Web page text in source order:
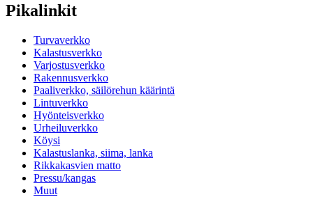
Pikalinkit
Turvaverkko
Kalastusverkko
Varjostusverkko
Rakennusverkko
Paaliverkko, säilörehun käärintä
Lintuverkko
Hyönteisverkko
Urheiluverkko
Köysi
Kalastuslanka, siima, lanka
Rikkakasvien matto
Pressu/kangas
Muut